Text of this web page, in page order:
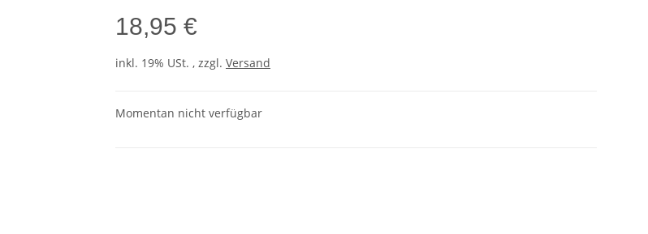
18,95 €
inkl. 19% USt. , zzgl. Versand
Momentan nicht verfügbar